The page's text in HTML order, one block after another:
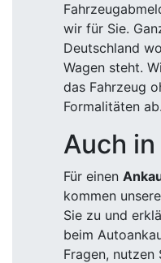
wir für Sie.
Deutschland
Wagen steht.
das Fahrzeug
Formalitäten ab.
Auch
Für einen
kommen
Sie zu und
beim
Fragen, nutzen